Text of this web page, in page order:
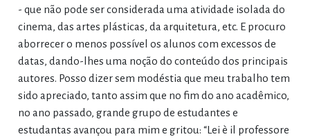
- que não pode ser considerada uma atividade isolada do
cinema, das artes plásticas, da arquitetura, etc. E procuro
aborrecer o menos possível os alunos com excessos de
datas, dando-lhes uma noção do conteúdo dos principais
autores. Posso dizer sem modéstia que meu trabalho tem
sido apreciado, tanto assim que no fim do ano acadêmico,
no ano passado, grande grupo de estudantes e
estudantas avançou para mim e gritou: “Lei è il professore